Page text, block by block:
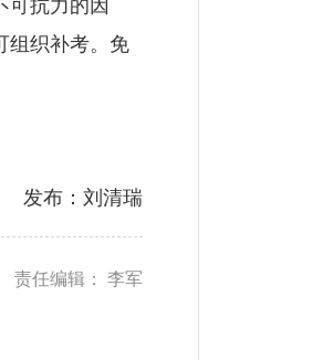
抗力的因
组织补考。免
发布：刘清瑞
责任编辑： 李军